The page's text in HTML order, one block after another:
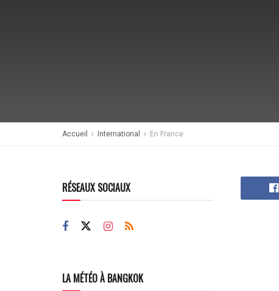
Accueil International En France
RÉSEAUX SOCIAUX
LA MÉTÉO À BANGKOK